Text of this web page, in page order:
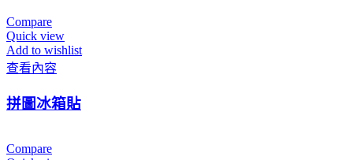
Compare
Quick view
Add to wishlist
查看內容
拼圖冰箱貼
Compare